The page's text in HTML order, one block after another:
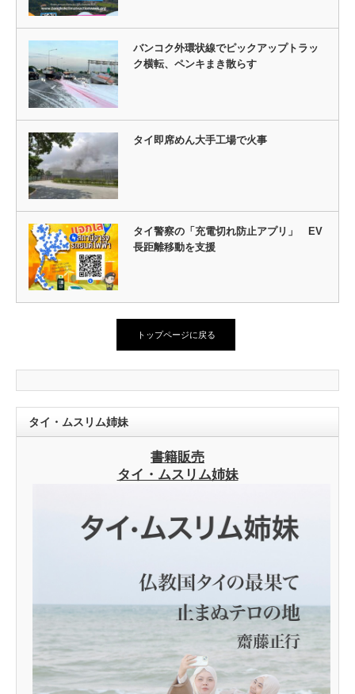
バンコク外環状線でピックアップトラッ
ク横転、ペンキまき散らす
タイ即席めん大手工場で火事
タイ警察の「充電切れ防止アプリ」 EV
長距離移動を支援
トップページに戻る
タイ・ムスリム姉妹
書籍販売
タイ・ムスリム姉妹